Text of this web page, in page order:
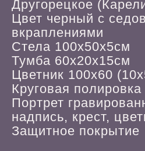
Другорецкое
Цвет черный с
вкраплениями
Стела 100х50х5см
Тумба 60х20х15см
Цветник 100х60
Круговая полировка
Портрет
надпись, крест,
Защитное покрытие